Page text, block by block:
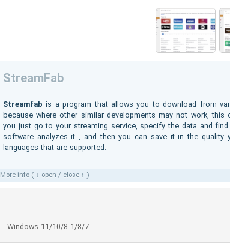
StreamFab
Streamfabis a program that allows you to download from
because where other similar developments may not work,
you just go to your streaming service, specify the data and
software analyzes it , and then you can save it in the
languages ​​that are supported.
More info ( ↓ open / close ↑ )
- Windows 11/10/8.1/8/7